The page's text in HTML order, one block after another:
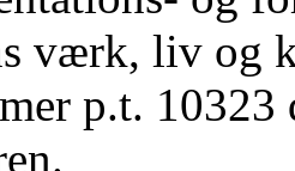
værk, liv og
p.t.